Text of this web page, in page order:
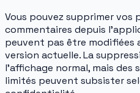
Vous pouvez supprimer
commentaires depuis
peuvent pas être modifiées
version actuelle. La
l’affichage normal, mais des
limités peuvent subsister